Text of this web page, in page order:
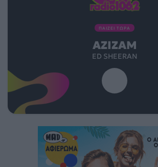
ΠΑΙΖΕΙ ΤΩΡΑ
AZIZAM
ED SHEERAN